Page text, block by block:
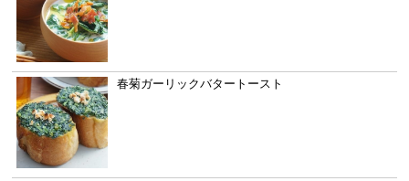
春菊ガーリックバタートースト